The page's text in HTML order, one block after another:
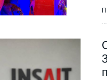
София
малки и средни
България и
развитие на
Бизнес и финанси